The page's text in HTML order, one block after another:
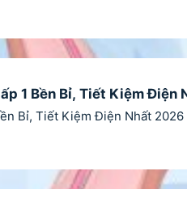
1 Bền Bỉ, Tiết Kiệm Điện
Bỉ, Tiết Kiệm Điện Nhất